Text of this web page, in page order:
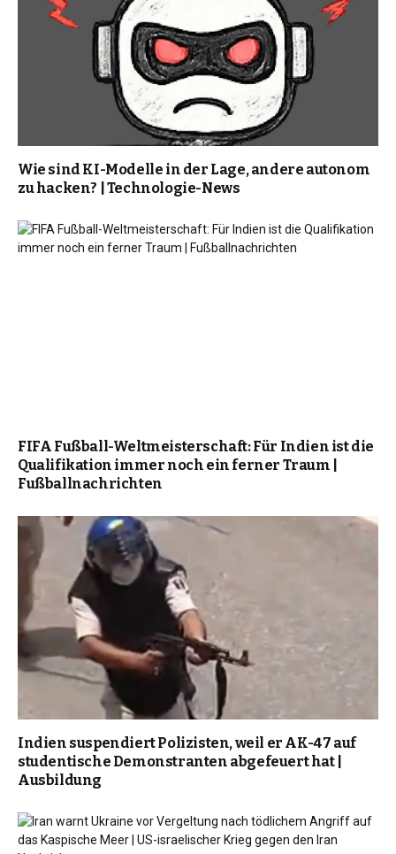
Wie sind KI-Modelle in der Lage, andere autonom
zu hacken? | Technologie-News
FIFA Fußball-Weltmeisterschaft: Für Indien ist die
Qualifikation immer noch ein ferner Traum |
Fußballnachrichten
Indien suspendiert Polizisten, weil er AK-47 auf
studentische Demonstranten abgefeuert hat |
Ausbildung